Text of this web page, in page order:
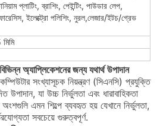
প্লাটিং, ব্রাশিং, পেইন্টিং, পাউডার লেপ,
ইলেক্ট্রো পলিশিং, নুরল,লেজার/ইটচ/গ্রেভ
অ্যাপ্লিকেশনের জন্য যথার্থ উপাদান
সংখ্যাসূচক নিয়ন্ত্রণ (সিএনসি) প্রযুক্তি
উপাদান, যা উচ্চ নির্ভুলতা এবং ধারাবাহিকতা
এমন শিল্পে ব্যবহৃত হয় যেখানে নির্ভুলতা,
সবচেয়ে গুরুত্বপূর্ণ.